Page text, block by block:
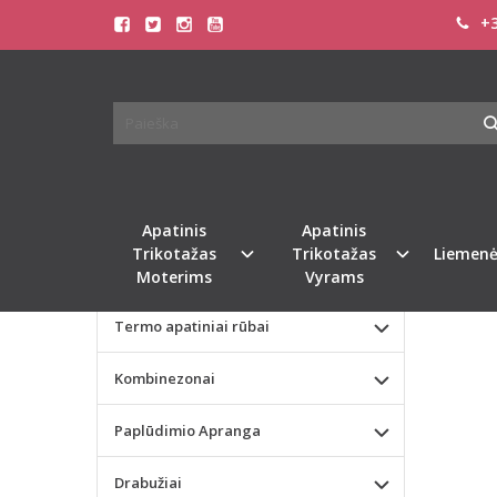
Apatinis
Trikotažas
Moterims
Apatinis
Trikotažas
Vyrams
Valentino dienos dovana
Liemenėlės
Termo apatiniai rūbai
Kombinezonai
Paplūdimio Apranga
Drabužiai